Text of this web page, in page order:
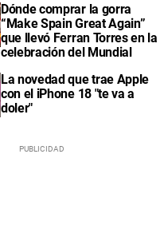
Dónde comprar la gorra
“Make Spain Great Again”
que llevó Ferran Torres en la
celebración del Mundial
La novedad que trae Apple
con el iPhone 18 "te va a
doler"